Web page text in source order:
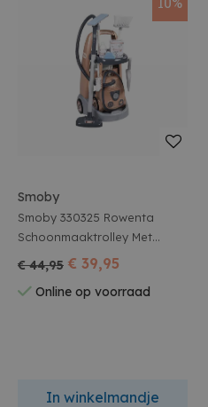
Smoby
Smoby 330325 Rowenta
Schoonmaaktrolley Met
Stofzuiger
€ 44,95 € 39,95
Online op voorraad
In winkelmandje